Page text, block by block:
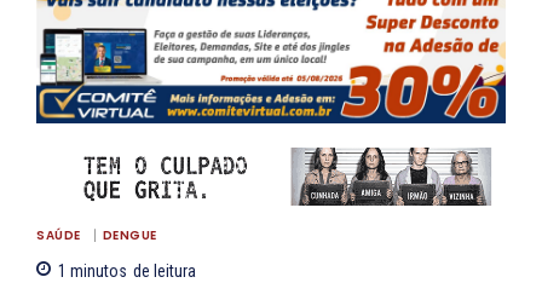
SAÚDE DENGUE
1 minutos de leitura